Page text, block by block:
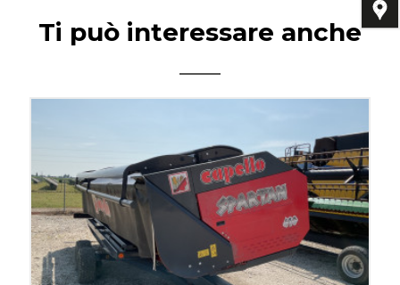
Ti può interessare anche